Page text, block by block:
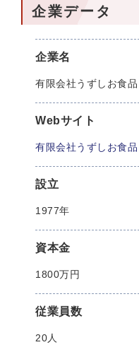
企業データ
企業名
有限会社うずしお食品
Webサイト
有限会社うずしお食品
設立
1977年
資本金
1800万円
従業員数
20人